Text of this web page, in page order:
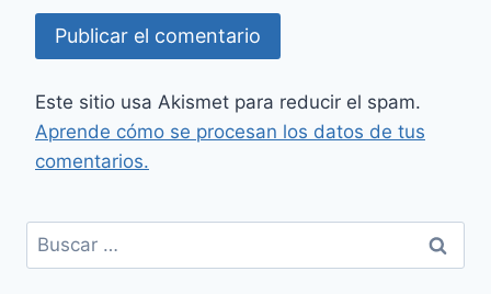
Este sitio usa Akismet para reducir el spam.
Aprende cómo se procesan los datos de tus
comentarios.
Buscar: